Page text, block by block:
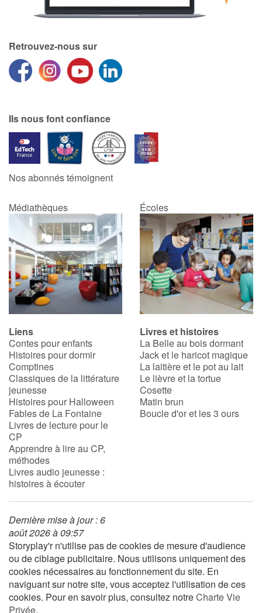
Retrouvez-nous sur
Ils nous font confiance
Nos abonnés témoignent
Médiathèques Écoles
Liens
Contes pour enfants
Histoires pour dormir
Comptines
Classiques de la littérature
jeunesse
Histoires pour Halloween
Fables de La Fontaine
Livres de lecture pour le
CP
Apprendre à lire au CP,
méthodes
Livres audio jeunesse :
histoires à écouter
Livres et histoires
La Belle au bois dormant
Jack et le haricot magique
La laitière et le pot au lait
Le lièvre et la tortue
Cosette
Matin brun
Boucle d'or et les 3 ours
Dernière mise à jour : 6
août 2026 à 09:57
Storyplay'r n'utilise pas de cookies de mesure d'audience
ou de ciblage publicitaire. Nous utilisons uniquement des
cookies nécessaires au fonctionnement du site. En
naviguant sur notre site, vous acceptez l'utilisation de ces
cookies. Pour en savoir plus, consultez notreCharte Vie
Privée.